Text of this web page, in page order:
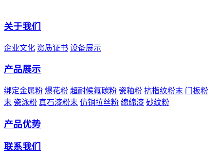
关于我们
企业文化 资质证书 设备展示
产品展示
绑定金属粉 爆花粉 超耐候氟碳粉 瓷釉粉 抗指纹粉末 门板粉
末 瓷泳粉 真石漆粉末 仿铜拉丝粉 绵绵漆 砂纹粉
产品优势
联系我们